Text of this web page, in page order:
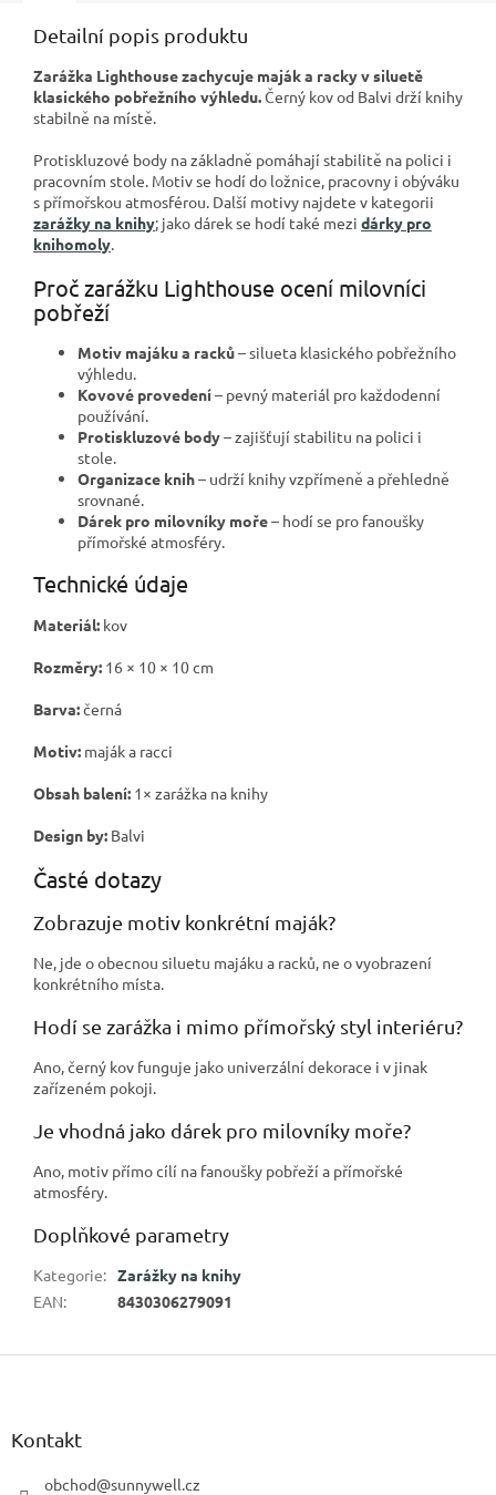
Detailní popis produktu
Zarážka Lighthouse zachycuje maják a racky v siluetě
klasického pobřežního výhledu.Černý kov od Balvi drží knihy
stabilně na místě.
Protiskluzové body na základně pomáhají stabilitě na polici i
pracovním stole. Motiv se hodí do ložnice, pracovny i obýváku
s přímořskou atmosférou. Další motivy najdete v kategorii
zarážky na knihy; jako dárek se hodí také mezi dárky pro
knihomoly.
Proč zarážku Lighthouse ocení milovníci
pobřeží
Motiv majáku a racků– silueta klasického pobřežního
výhledu.
Kovové provedení– pevný materiál pro každodenní
používání.
Protiskluzové body– zajišťují stabilitu na polici i
stole.
Organizace knih– udrží knihy vzpřímeně a přehledně
srovnané.
Dárek pro milovníky moře– hodí se pro fanoušky
přímořské atmosféry.
Technické údaje
Materiál: kov
Rozměry: 16 × 10 × 10 cm
Barva:černá
Motiv: maják a racci
Obsah balení: 1× zarážka na knihy
Design by: Balvi
Časté dotazy
Zobrazuje motiv konkrétní maják?
Ne, jde o obecnou siluetu majáku a racků, ne o vyobrazení
konkrétního místa.
Hodí se zarážka i mimo přímořský styl interiéru?
Ano, černý kov funguje jako univerzální dekorace i v jinak
zařízeném pokoji.
Je vhodná jako dárek pro milovníky moře?
Ano, motiv přímo cílí na fanoušky pobřeží a přímořské
atmosféry.
Doplňkové parametry
Kategorie: Zarážky na knihy
EAN: 8430306279091
Z
Kontakt
obchod@sunnywell.cz